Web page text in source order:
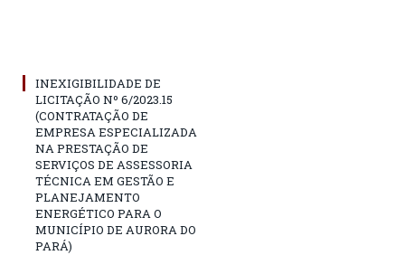
INEXIGIBILIDADE DE
LICITAÇÃO Nº 6/2023.15
(CONTRATAÇÃO DE
EMPRESA ESPECIALIZADA
NA PRESTAÇÃO DE
SERVIÇOS DE ASSESSORIA
TÉCNICA EM GESTÃO E
PLANEJAMENTO
ENERGÉTICO PARA O
MUNICÍPIO DE AURORA DO
PARÁ)